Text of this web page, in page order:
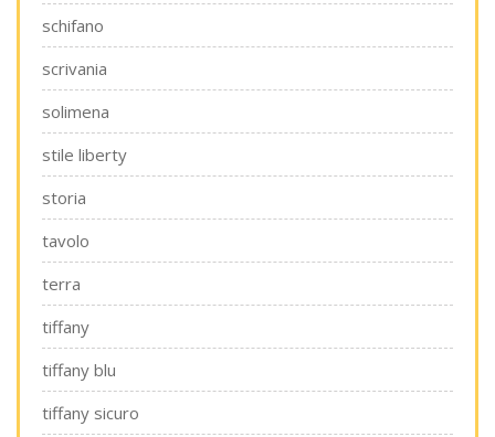
schifano
scrivania
solimena
stile liberty
storia
tavolo
terra
tiffany
tiffany blu
tiffany sicuro